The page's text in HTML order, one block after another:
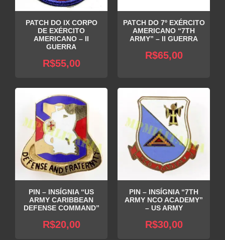
PATCH DO IX CORPO
DE EXÉRCITO
AMERICANO – II
GUERRA
R$55,00
PATCH DO 7º EXÉRCITO
AMERICANO “7TH
ARMY” – II GUERRA
R$65,00
PIN – INSÍGNIA “US
ARMY CARIBBEAN
DEFENSE COMMAND”
R$20,00
PIN – INSÍGNIA “7TH
ARMY NCO ACADEMY”
– US ARMY
R$30,00